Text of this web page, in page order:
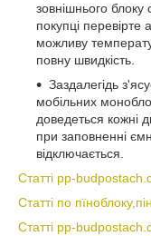
зовнішнього блоку
покупці перевірте
можливу
повну швидкість.
Заздалегідь
мобільних
доведеться кожні
при заповненні
відключається.
Статті pp-
Статті по
Статті pp-